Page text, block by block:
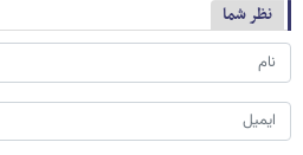
نظر شما